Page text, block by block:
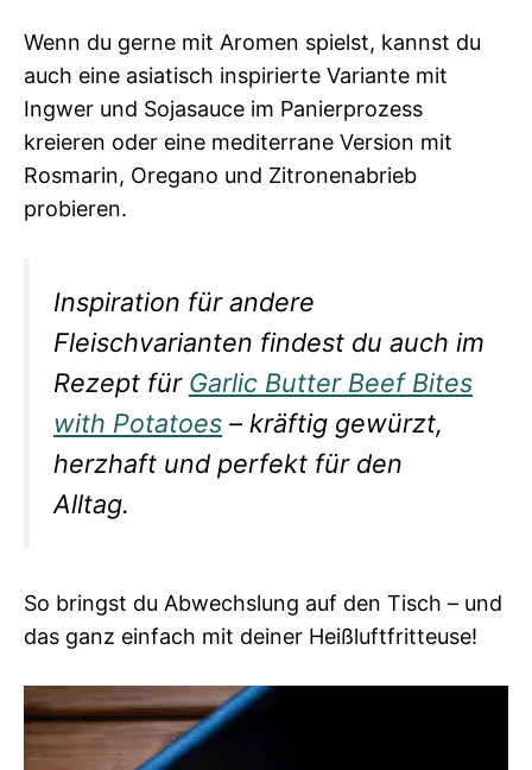
Wenn du gerne mit Aromen spielst, kannst du
auch eine asiatisch inspirierte Variante mit
Ingwer und Sojasauce im Panierprozess
kreieren oder eine mediterrane Version mit
Rosmarin, Oregano und Zitronenabrieb
probieren.
Inspiration für andere
Fleischvarianten findest du auch im
Rezept für Garlic Butter Beef Bites
with Potatoes – kräftig gewürzt,
herzhaft und perfekt für den
Alltag.
So bringst du Abwechslung auf den Tisch – und
das ganz einfach mit deiner Heißluftfritteuse!